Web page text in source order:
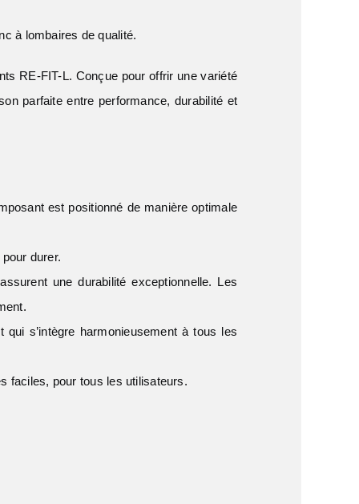
à lombaires de qualité.
RE-FIT-L. Conçue pour offrir une variété
parfaite entre performance, durabilité et
est positionné de manière optimale
durer.
une durabilité exceptionnelle. Les
s’intègre harmonieusement à tous les
faciles, pour tous les utilisateurs.